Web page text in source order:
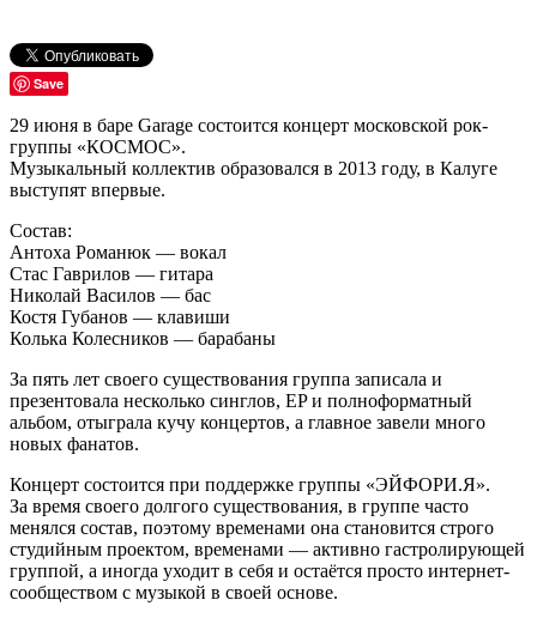
Save
29 июня в баре Garage состоится концерт московской рок-
группы «КОСМОС».
Музыкальный коллектив образовался в 2013 году, в Калуге
выступят впервые.
Состав:
Антоха Романюк — вокал
Стас Гаврилов — гитара
Николай Василов — бас
Костя Губанов — клавиши
Колька Колесников — барабаны
За пять лет своего существования группа записала и
презентовала несколько синглов, EP и полноформатный
альбом, отыграла кучу концертов, а главное завели много
новых фанатов.
Концерт состоится при поддержке группы «ЭЙФОРИ.Я».
За время своего долгого существования, в группе часто
менялся состав, поэтому временами она становится строго
студийным проектом, временами — активно гастролирующей
группой, а иногда уходит в себя и остаётся просто интернет-
сообществом с музыкой в своей основе.